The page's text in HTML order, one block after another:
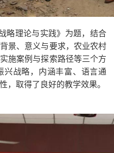
略理论与实践》为题，结合
景、意义与要求，农业农村
施案例与探索路径等三个方
兴战略，内涵丰富、语言通
，取得了良好的教学效果。